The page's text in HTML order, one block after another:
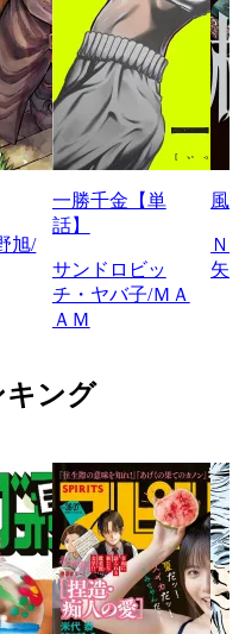
旭/
一勝千金【単
話】
サンドロビッ
チ・ヤバ子/ＭＡ
ＡＭ
風
Ｎ
矢
キング